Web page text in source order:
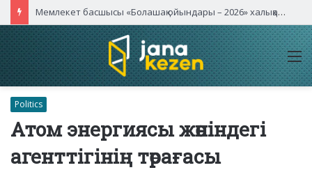
Қасым-Жомарт Тоқаев Қытайдың жетекші компаниялары басшыларымен кездесті
Politics
Атом энергиясы жөніндегі
агенттігінің төрағасы